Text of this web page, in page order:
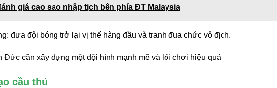
giá cao sao nhập tịch bên phía ĐT Malaysia
đưa đội bóng trở lại vị thế hàng đầu và tranh đua chức vô địch.
cần xây dựng một đội hình mạnh mẽ và lối chơi hiệu quả.
cầu thủ